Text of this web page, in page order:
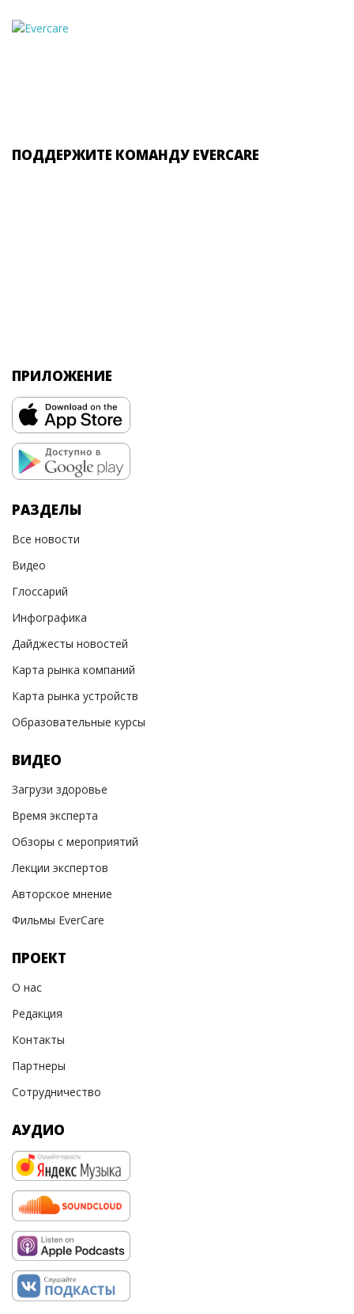
ПОДДЕРЖИТЕ КОМАНДУ EVERCARE
ПРИЛОЖЕНИЕ
РАЗДЕЛЫ
Все новости
Видео
Глоссарий
Инфографика
Дайджесты новостей
Карта рынка компаний
Карта рынка устройств
Образовательные курсы
ВИДЕО
Загрузи здоровье
Время эксперта
Обзоры с мероприятий
Лекции экспертов
Авторское мнение
Фильмы EverCare
ПРОЕКТ
О нас
Редакция
Контакты
Партнеры
Сотрудничество
АУДИО